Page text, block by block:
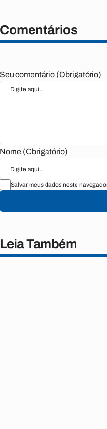
Comentários
Seu comentário (Obrigatório)
Nome (Obrigatório)
Salvar meus dados neste
Leia Também